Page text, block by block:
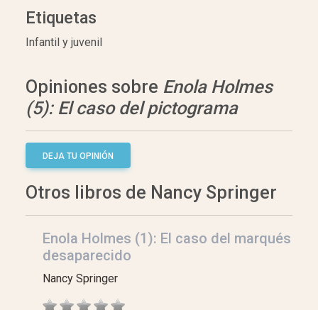
Etiquetas
Infantil y juvenil
Opiniones sobre Enola Holmes
(5): El caso del pictograma
DEJA TU OPINIÓN
Otros libros de Nancy Springer
Enola Holmes (1): El caso del marqués
desaparecido
Nancy Springer